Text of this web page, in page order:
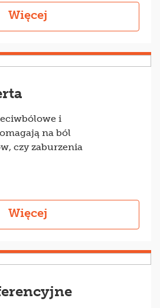
Więcej
i
na ból
czy zaburzenia
Więcej